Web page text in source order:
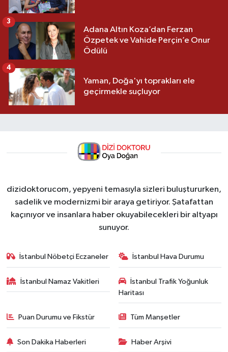
Adana Altın Koza’dan Ferzan
Özpetek ve Vahide Perçin’e Onur
Ödülü
3
Yaman, Doğa'yı toprakları ele
geçirmekle suçluyor
4
dizidoktorucom, yepyeni temasıyla sizleri buluştururken,
sadelik ve modernizmi bir araya getiriyor. Şatafattan
kaçınıyor ve insanlara haber okuyabilecekleri bir altyapı
sunuyor.
İstanbul Nöbetçi Eczaneler İstanbul Hava Durumu
İstanbul Namaz Vakitleri
İstanbul Trafik Yoğunluk
Haritası
Puan Durumu ve Fikstür Tüm Manşetler
Son Dakika Haberleri Haber Arşivi